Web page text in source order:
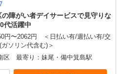
の障がい者デイサービスで見守りな
代活躍中
円〜2062円 ＜日払い有/週払い有/交
ソリン代含む)＞
区 最寄り：妹尾・備中箕島駅